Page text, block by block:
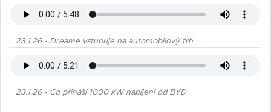
23.1.26 - Dreame vstupuje na automobilový trh
23.1.26 - Co přináší 1000 kW nabíjení od BYD